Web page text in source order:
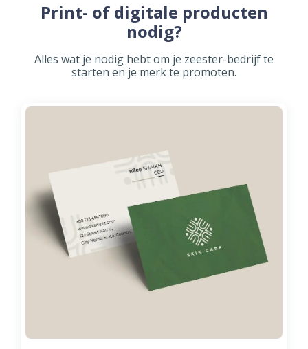
Print- of digitale producten
nodig?
Alles wat je nodig hebt om je zeester-bedrijf te
starten en je merk te promoten.